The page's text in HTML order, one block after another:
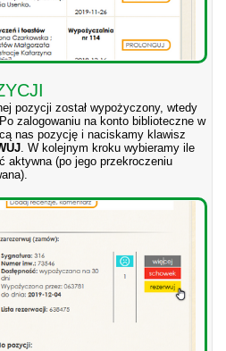
pozycji został wypożyczony, wtedy
zalogowaniu na konto biblioteczne w
nas pozycję i naciskamy klawisz
. W kolejnym kroku wybieramy ile
aktywna (po jego przekroczeniu